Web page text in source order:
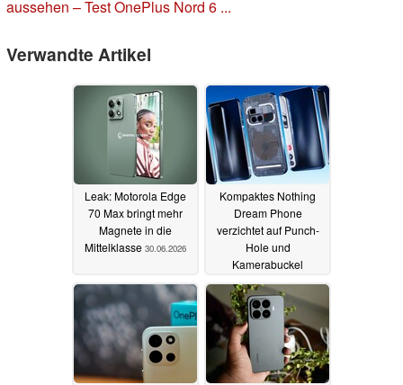
aussehen – Test OnePlus Nord 6 ...
Verwandte Artikel
Leak: Motorola Edge
70 Max bringt mehr
Magnete in die
Mittelklasse 30.06.2026
Kompaktes Nothing
Dream Phone
verzichtet auf Punch-
Hole und
Kamerabuckel
22.06.2026